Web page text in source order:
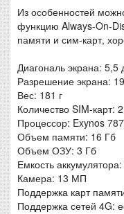
Из особенностей
функцию Always-On-
памяти и сим-карт,
Диагональ экрана:
Разрешение экрана:
Вес: 181 г
Количество SIM-карт: 2
Процессор: Exynos
Объем памяти: 16 Гб
Объем ОЗУ: 3 Гб
Емкость
Камера: 13 МП
Поддержка карт
Поддержка сетей 4G: